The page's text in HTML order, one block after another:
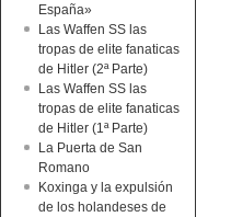
España»
Las Waffen SS las
tropas de elite fanaticas
de Hitler (2ª Parte)
Las Waffen SS las
tropas de elite fanaticas
de Hitler (1ª Parte)
La Puerta de San
Romano
Koxinga y la expulsión
de los holandeses de